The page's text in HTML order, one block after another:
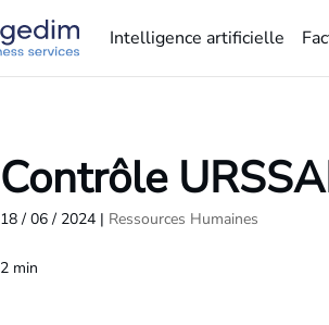
Intelligence artificielle
Contrôle
18 / 06 / 2024 | Ressources Humaines
2 min